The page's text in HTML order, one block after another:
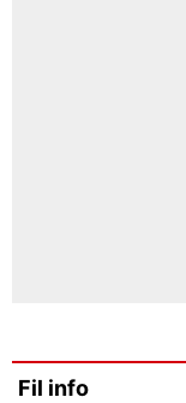
Fil info